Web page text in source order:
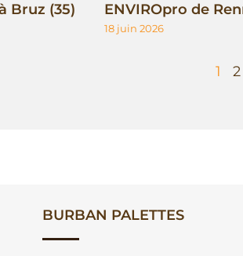
Bruz (35) ENVIROpro de
18 juin 2026
1 2
BURBAN PALETTES